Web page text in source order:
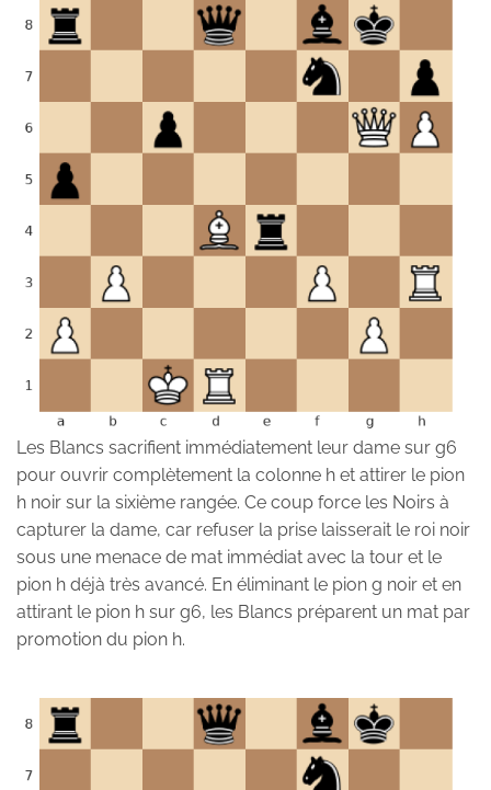
Les Blancs sacrifient immédiatement leur dame sur g6
pour ouvrir complètement la colonne h et attirer le pion
h noir sur la sixième rangée. Ce coup force les Noirs à
capturer la dame, car refuser la prise laisserait le roi noir
sous une menace de mat immédiat avec la tour et le
pion h déjà très avancé. En éliminant le pion g noir et en
attirant le pion h sur g6, les Blancs préparent un mat par
promotion du pion h.